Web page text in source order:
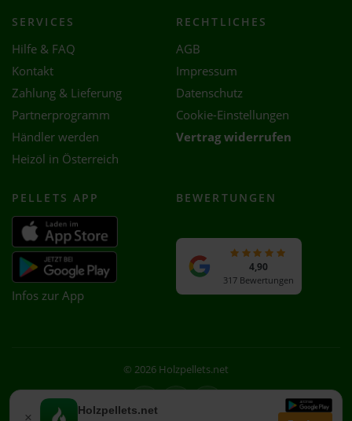
× Holzpellets.net
SERVICES
Hilfe & FAQ
Kontakt
Zahlung & Lieferung
Partnerprogramm
Händler werden
Heizöl in Österreich
RECHTLICHES
AGB
Impressum
Datenschutz
Cookie-Einstellungen
Vertrag widerrufen
PELLETS APP
Infos zur App
BEWERTUNGEN
4,90
317 Bewertungen
© 2026 Holzpellets.net
Facebook